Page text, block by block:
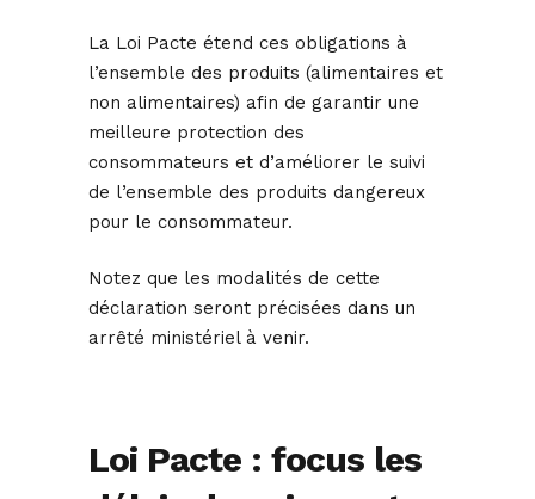
La Loi Pacte étend ces obligations à
l’ensemble des produits (alimentaires et
non alimentaires) afin de garantir une
meilleure protection des
consommateurs et d’améliorer le suivi
de l’ensemble des produits dangereux
pour le consommateur.
Notez que les modalités de cette
déclaration seront précisées dans un
arrêté ministériel à venir.
Loi Pacte : focus les